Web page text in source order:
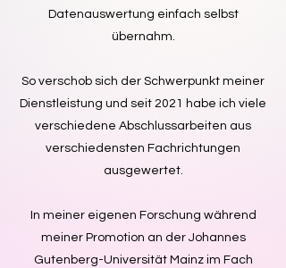
Datenauswertung einfach selbst
übernahm.
So verschob sich der Schwerpunkt meiner
Dienstleistung und seit 2021 habe ich viele
verschiedene Abschlussarbeiten aus
verschiedensten Fachrichtungen
ausgewertet.
In meiner eigenen Forschung während
meiner Promotion an der Johannes
Gutenberg-Universität Mainz im Fach